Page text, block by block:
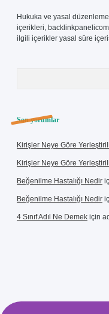
Hukuka ve yasal
içerikleri,
ilgili içerikler yasal süre
Son yorumlar
Kirişler Neye Göre
Kirişler Neye Göre
Beğenilme Hastalığı Nedir
Beğenilme Hastalığı Nedir
4 Sınıf Adıl Ne Demek için